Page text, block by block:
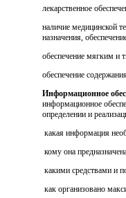
лекарственное
наличие медицинской
назначения,
обеспечение мягким и
обеспечение
Информационное
информационное
определении и
какая информация
кому она
какими средствами и
как организовано